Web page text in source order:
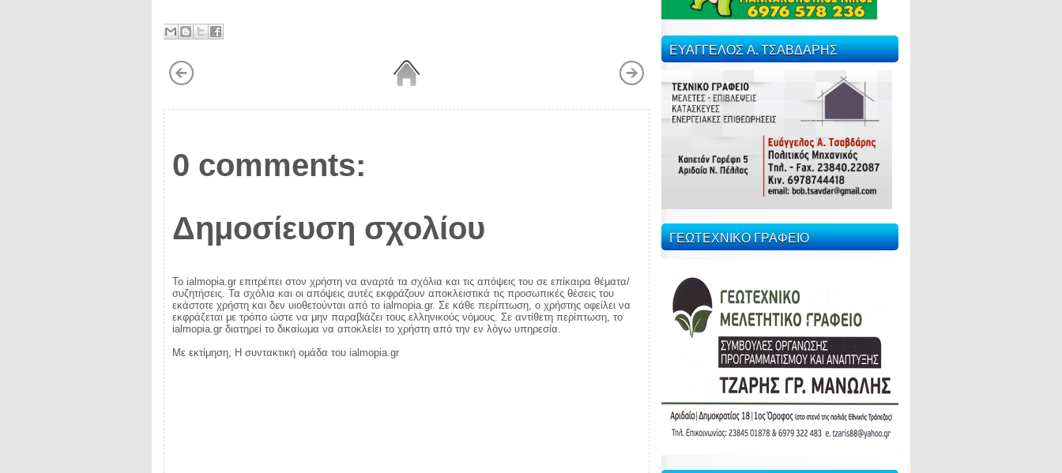
0 comments:
Δημοσίευση σχολίου
Το ialmopia.gr επιτρέπει στον χρήστη να αναρτά τα σχόλια και τις απόψεις του σε επίκαιρα θέματα/
συζητήσεις. Τα σχόλια και οι απόψεις αυτές εκφράζουν αποκλειστικά τις προσωπικές θέσεις του
εκάστοτε χρήστη και δεν υιοθετούνται από το ialmopia.gr. Σε κάθε περίπτωση, ο χρήστης οφείλει να
εκφράζεται με τρόπο ώστε να μην παραβιάζει τους ελληνικούς νόμους. Σε αντίθετη περίπτωση, το
ialmopia.gr διατηρεί το δικαίωμα να αποκλείει το χρήστη από την εν λόγω υπηρεσία.
Με εκτίμηση, Η συντακτική ομάδα του ialmopia.gr
ΕΥΑΓΓΕΛΟΣ Α. ΤΣΑΒΔΑΡΗΣ
ΓΕΩΤΕΧΝΙΚΟ ΓΡΑΦΕΙΟ